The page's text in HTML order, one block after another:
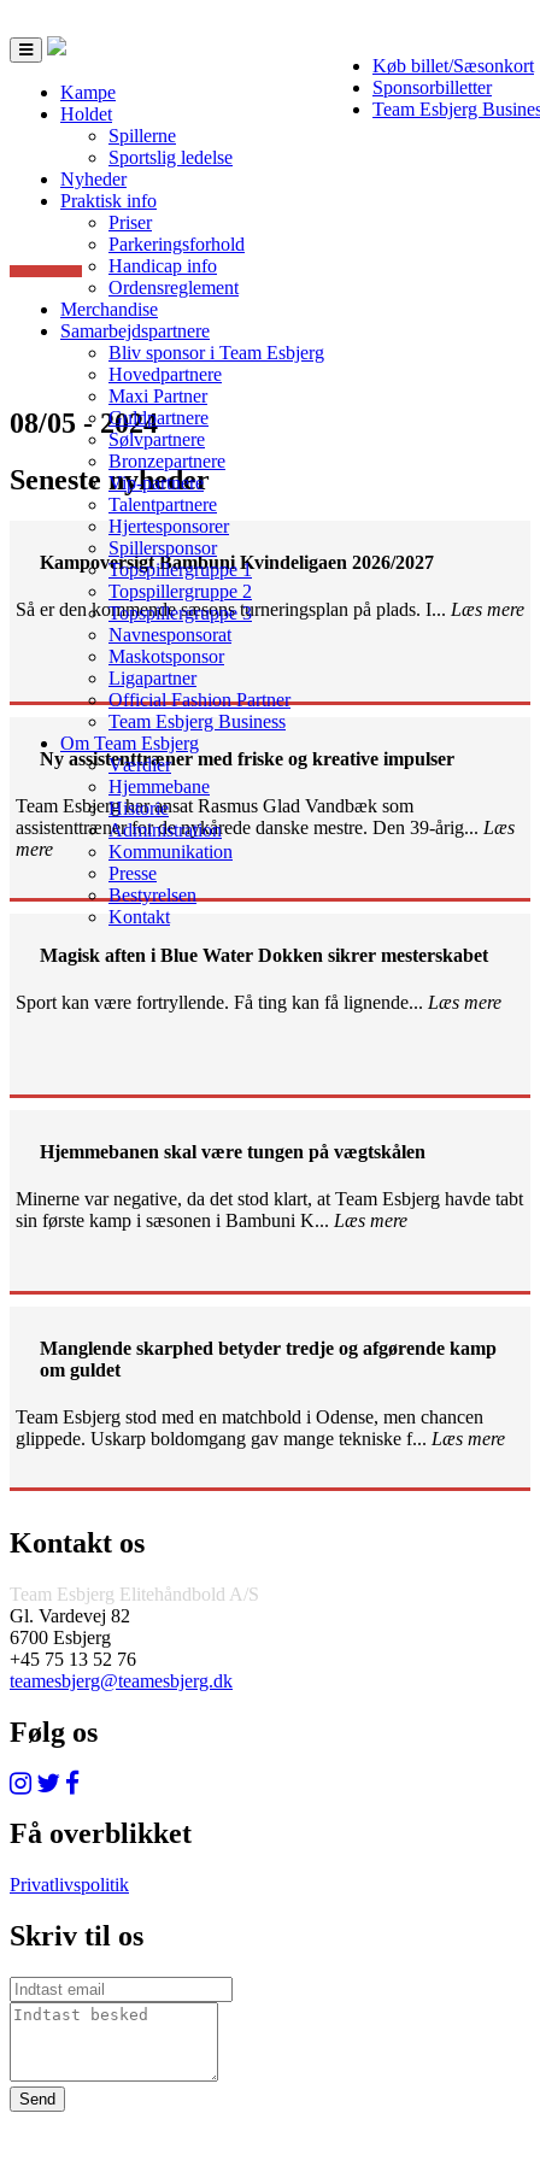
Køb billet/Sæsonkort
Sponsorbilletter
Team Esbjerg
Toggle
navigation
Kampe
Holdet
Spillerne
Sportslig ledelse
Nyheder
Praktisk info
Priser
Parkeringsforhold
Handicap info
Ordensreglement
Merchandise
Samarbejdspartnere
Bliv sponsor i Team Esbjerg
Hovedpartnere
Maxi Partner
Guldpartnere
Sølvpartnere
Bronzepartnere
Vip-partnere
Talentpartnere
Hjertesponsorer
Spillersponsor
Topspillergruppe 1
Topspillergruppe 2
Topspillergruppe 3
Navnesponsorat
Maskotsponsor
Ligapartner
Official Fashion Partner
Team Esbjerg Business
Om Team Esbjerg
Værdier
Hjemmebane
Historie
Administration
Kommunikation
Presse
Bestyrelsen
Kontakt
08/05 - 2024
Seneste nyheder
Kampoversigt Bambuni Kvindeligaen 2026/2027
Så er den kommende sæsons turneringsplan på plads. I... Læs mere
Ny assistenttræner med friske og kreative impulser
Team Esbjerg har ansat Rasmus Glad Vandbæk som
assistenttræner for de nykårede danske mestre. Den 39-årig... Læs
mere
Magisk aften i Blue Water Dokken sikrer mesterskabet
Sport kan være fortryllende. Få ting kan få lignende... Læs mere
Hjemmebanen skal være tungen på vægtskålen
Minerne var negative, da det stod klart, at Team Esbjerg havde tabt
sin første kamp i sæsonen i Bambuni K... Læs mere
Manglende skarphed betyder tredje og afgørende kamp
om guldet
Team Esbjerg stod med en matchbold i Odense, men chancen
glippede. Uskarp boldomgang gav mange tekniske f... Læs mere
Kontakt os
Team Esbjerg Elitehåndbold A/S
Gl. Vardevej 82
6700 Esbjerg
+45 75 13 52 76
teamesbjerg@teamesbjerg.dk
Følg os
Få overblikket
Privatlivspolitik
Skriv til os